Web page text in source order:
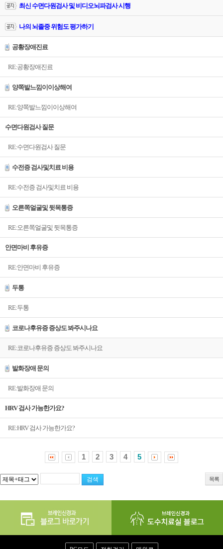
최신 수면다원검사 및 비디오뇌파검사 시행
나의 뇌졸중 위험도 평가하기
공황장애진료
RE:공황장애진료
양쪽발느낌이이상해여
RE:양쪽발느낌이이상해여
수면다원검사 질문
RE:수면다원검사 질문
수전증 검사및치료 비용
RE:수전증 검사및치료 비용
오른쪽얼굴및 뒷목통증
RE:오른쪽얼굴및 뒷목통증
안면마비 후유증
RE:안면마비 후유증
두통
RE:두통
코로나후유증 증상도 봐주시나요
RE:코로나후유증 증상도 봐주시나요
발화장애 문의
RE:발화장애 문의
HRV 검사 가능한가요?
RE:HRV 검사 가능한가요?
1 2 3 4 5
목록